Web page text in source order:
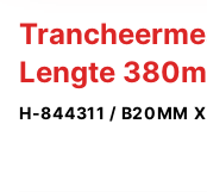
Lengte
H-844311 / B20MM